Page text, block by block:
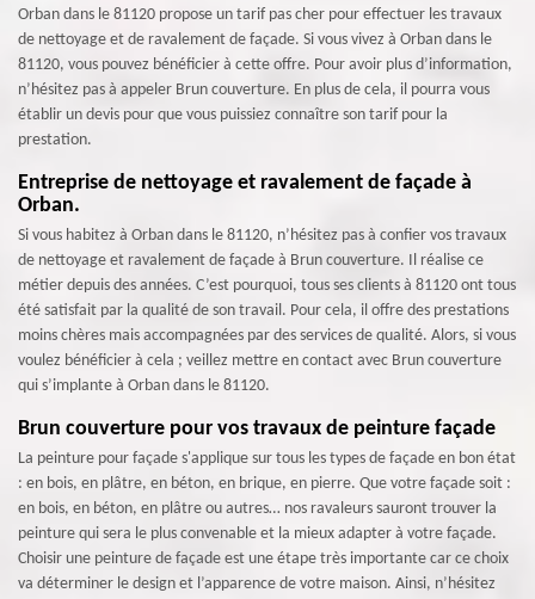
Orban dans le 81120 propose un tarif pas cher pour effectuer les travaux
de nettoyage et de ravalement de façade. Si vous vivez à Orban dans le
81120, vous pouvez bénéficier à cette offre. Pour avoir plus d’information,
n’hésitez pas à appeler Brun couverture. En plus de cela, il pourra vous
établir un devis pour que vous puissiez connaître son tarif pour la
prestation.
Entreprise de nettoyage et ravalement de façade à
Orban.
Si vous habitez à Orban dans le 81120, n’hésitez pas à confier vos travaux
de nettoyage et ravalement de façade à Brun couverture. Il réalise ce
métier depuis des années. C’est pourquoi, tous ses clients à 81120 ont tous
été satisfait par la qualité de son travail. Pour cela, il offre des prestations
moins chères mais accompagnées par des services de qualité. Alors, si vous
voulez bénéficier à cela ; veillez mettre en contact avec Brun couverture
qui s’implante à Orban dans le 81120.
Brun couverture pour vos travaux de peinture façade
La peinture pour façade s'applique sur tous les types de façade en bon état
: en bois, en plâtre, en béton, en brique, en pierre. Que votre façade soit :
en bois, en béton, en plâtre ou autres… nos ravaleurs sauront trouver la
peinture qui sera le plus convenable et la mieux adapter à votre façade.
Choisir une peinture de façade est une étape très importante car ce choix
va déterminer le design et l’apparence de votre maison. Ainsi, n’hésitez